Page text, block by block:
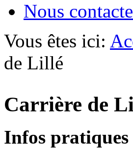
Nous
Vous êtes ici:
de Lillé
Carrière de
Infos pratiques